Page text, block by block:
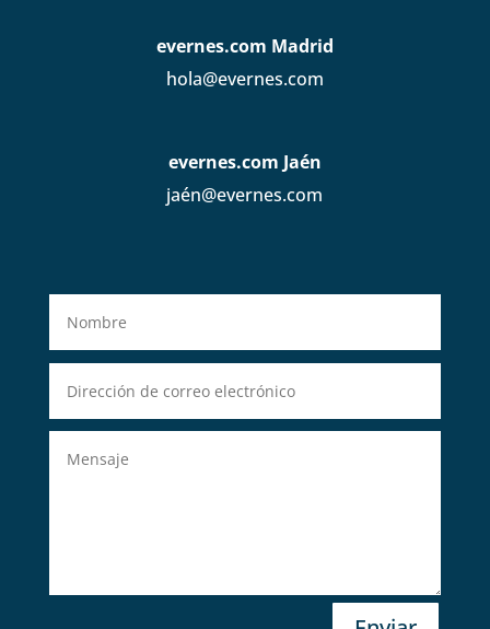
evernes.com Madrid
hola@evernes.com
evernes.com Jaén
jaén@evernes.com